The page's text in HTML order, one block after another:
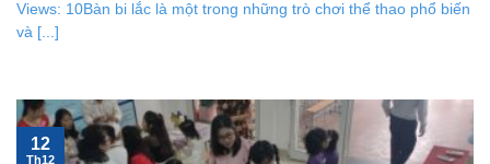
Views: 10Bàn bi lắc là một trong những trò chơi thể thao phổ biến
và [...]
12
Th12